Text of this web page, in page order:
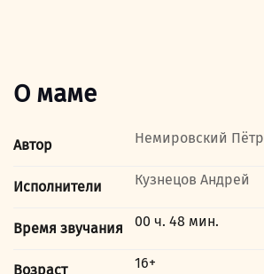
О маме
Автор Немировский Пётр
Исполнители Кузнецов Андрей
Время звучания 00 ч. 48 мин.
Возраст 16+